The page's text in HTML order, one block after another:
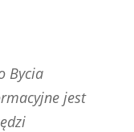
Bycia
jest